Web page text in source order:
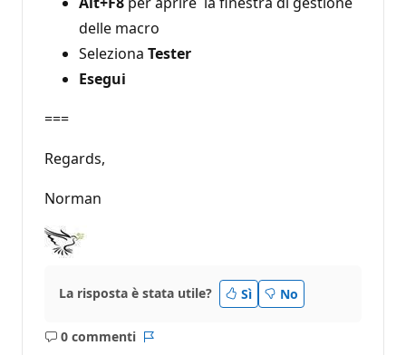
delle macro
Seleziona Tester
Esegui
===
Regards,
Norman
La risposta è stata utile? Sì No
0 commenti
Nessun